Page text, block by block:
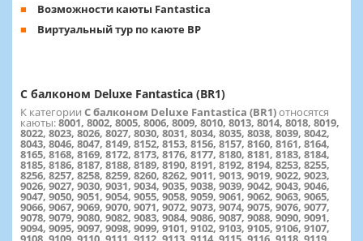
Возможности каюты Fantastica
Виртуальный тур по каюте BP
С балконом Deluxe Fantastica (BR1)
К категории С балконом Deluxe Fantastica (BR1)относятся
каюты:8001, 8002, 8005, 8006, 8009, 8010, 8013, 8014, 8018, 8019,
8022, 8023, 8026, 8027, 8030, 8031, 8034, 8035, 8038, 8039, 8042,
8043, 8046, 8047, 8149, 8152, 8153, 8156, 8157, 8160, 8161, 8164,
8165, 8168, 8169, 8172, 8173, 8176, 8177, 8180, 8181, 8183, 8184,
8185, 8186, 8187, 8188, 8189, 8190, 8191, 8192, 8194, 8253, 8255,
8256, 8257, 8258, 8259, 8260, 8262, 9011, 9013, 9019, 9022, 9023,
9026, 9027, 9030, 9031, 9034, 9035, 9038, 9039, 9042, 9043, 9046,
9047, 9050, 9051, 9054, 9055, 9058, 9059, 9061, 9062, 9063, 9065,
9066, 9067, 9069, 9070, 9071, 9072, 9073, 9074, 9075, 9076, 9077,
9078, 9079, 9080, 9082, 9083, 9084, 9086, 9087, 9088, 9090, 9091,
9094, 9095, 9097, 9098, 9099, 9101, 9102, 9103, 9105, 9106, 9107,